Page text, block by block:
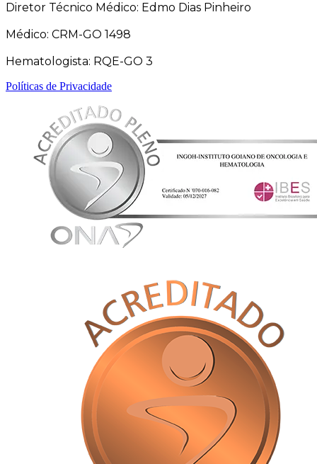
Diretor Técnico Médico: Edmo Dias Pinheiro
Médico: CRM-GO 1498
Hematologista: RQE-GO 3
Políticas de Privacidade